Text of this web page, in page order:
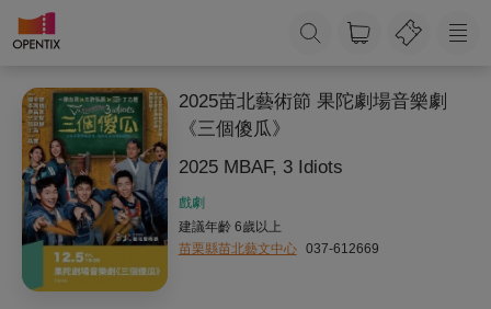
2025苗北藝術節 果陀劇場音樂劇
《三個傻瓜》
2025 MBAF, 3 Idiots
戲劇
建議年齡 6歲以上
苗栗縣苗北藝文中心 037-612669